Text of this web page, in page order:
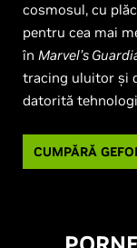
cosmosul, cu
pentru cea mai
în Marvel’s
tracing uluitor și
datorită
CUMPĂRĂ